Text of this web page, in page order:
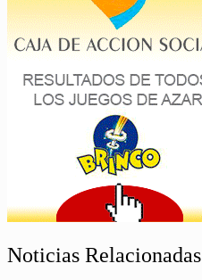
Noticias Relacionadas